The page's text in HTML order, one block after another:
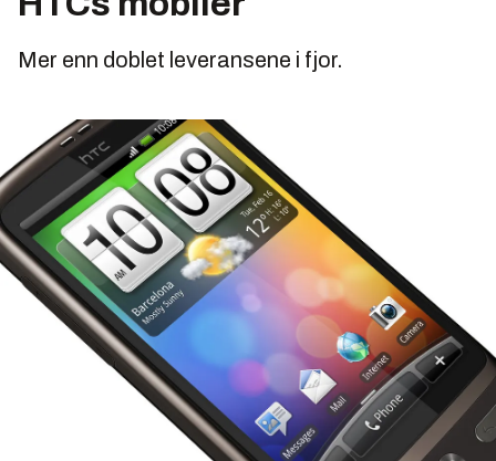
Mer enn doblet leveransene i fjor.